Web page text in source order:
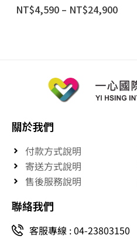
NT$4,590 – NT$24,900
關於我們
付款方式說明
寄送方式說明
售後服務說明
聯絡我們
客服專線 : 04-23803150